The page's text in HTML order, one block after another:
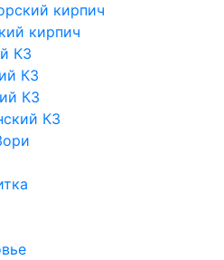
кирпич
кирпич
КЗ
КЗ
КЗ
КЗ